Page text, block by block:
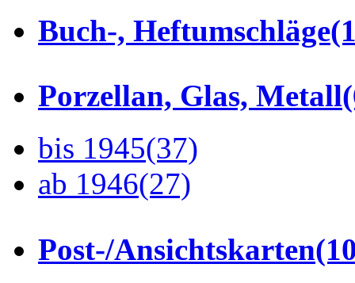
Buch-, Heftumschläge
Porzellan, Glas, Metall
bis 1945(37)
ab 1946(27)
Post-/Ansichtskarten